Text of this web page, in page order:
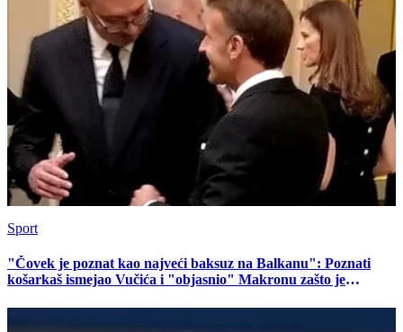
Sport
"Čovek je poznat kao najveći baksuz na Balkanu": Poznati
košarkaš ismejao Vučića i "objasnio" Makronu zašto je